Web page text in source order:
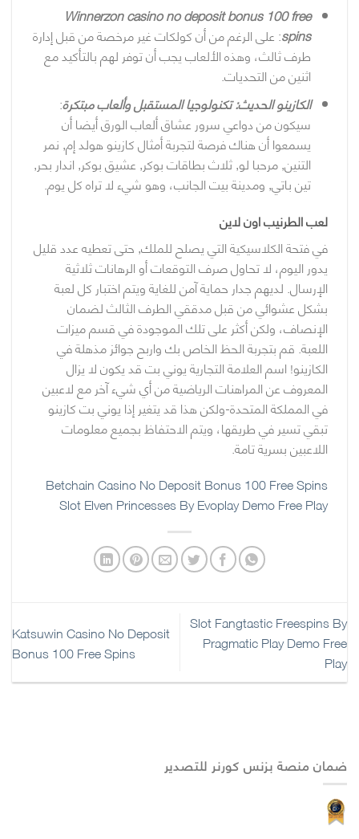
Winnerzon casino no deposit bonus 100 free
spins: على الرغم من أن كولكات غير مرخصة من قبل إدارة
طرف ثالث، وهذه الألعاب يجب أن توفر لهم بالتأكيد مع
اثنين من التحديات.
الكازينو الحديث: تكنولوجيا المستقبل وألعاب مبتكرة:
سيكون من دواعي سرور عشاق ألعاب الورق أيضا أن
يسمعوا أن هناك فرصة لتجربة أمثال كازينو هولد إم, نمر
التنين, مرحبا لو, ثلاث بطاقات بوكر, عشيق بوكر, اندار بحر,
تين باتي, ومدينة بيت الجانب، وهو شيء لا تراه كل يوم.
لعب الطرنيب اون لاين
في فتحة الكلاسيكية التي يصلح للملك, حتى تعطيه عدد قليل
يدور اليوم، لا تحاول صرف التوقعات أو الرهانات ثلاثية
الإرسال. لديهم جدار حماية آمن للغاية ويتم اختبار كل لعبة
بشكل عشوائي من قبل مدققي الطرف الثالث لضمان
الإنصاف، ولكن أكثر على تلك الموجودة في قسم ميزات
اللعبة. قم بتجربة الحظ الخاص بك واربح جوائز مذهلة في
الكازينو! اسم العلامة التجارية يوني بت قد يكون لا يزال
المعروف عن المراهنات الرياضية من أي شيء آخر مع لاعبين
في المملكة المتحدة-ولكن هذا قد يتغير إذا يوني بت كازينو
تبقي تسير في طريقها، ويتم الاحتفاظ بجميع معلومات
اللاعبين بسرية تامة.
Betchain Casino No Deposit Bonus 100 Free Spins
Slot Elven Princesses By Evoplay Demo Free Play
Slot Fangtastic Freespins By
Pragmatic Play Demo Free
Play
Katsuwin Casino No Deposit
Bonus 100 Free Spins
ضمان منصة بزنس كورنر للتصدير